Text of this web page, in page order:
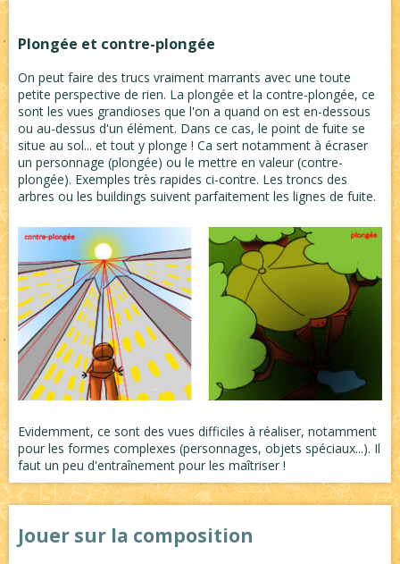
Plongée et contre-plongée
On peut faire des trucs vraiment marrants avec une toute
petite perspective de rien. La plongée et la contre-plongée, ce
sont les vues grandioses que l'on a quand on est en-dessous
ou au-dessus d'un élément. Dans ce cas, le point de fuite se
situe au sol... et tout y plonge ! Ca sert notamment à écraser
un personnage (plongée) ou le mettre en valeur (contre-
plongée). Exemples très rapides ci-contre. Les troncs des
arbres ou les buildings suivent parfaitement les lignes de fuite.
Evidemment, ce sont des vues difficiles à réaliser, notamment
pour les formes complexes (personnages, objets spéciaux...). Il
faut un peu d'entraînement pour les maîtriser !
Jouer sur la composition